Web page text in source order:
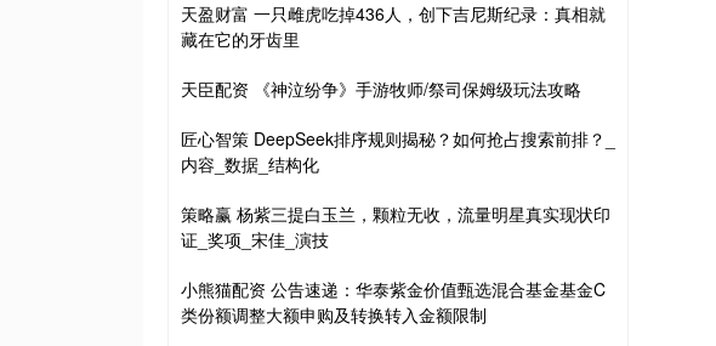
天盈财富 一只雌虎吃掉436人，创下吉尼斯纪录：真相就
藏在它的牙齿里
天臣配资 《神泣纷争》手游牧师/祭司保姆级玩法攻略
匠心智策 DeepSeek排序规则揭秘？如何抢占搜索前排？_
内容_数据_结构化
策略赢 杨紫三提白玉兰，颗粒无收，流量明星真实现状印
证_奖项_宋佳_演技
小熊猫配资 公告速递：华泰紫金价值甄选混合基金基金C
类份额调整大额申购及转换转入金额限制